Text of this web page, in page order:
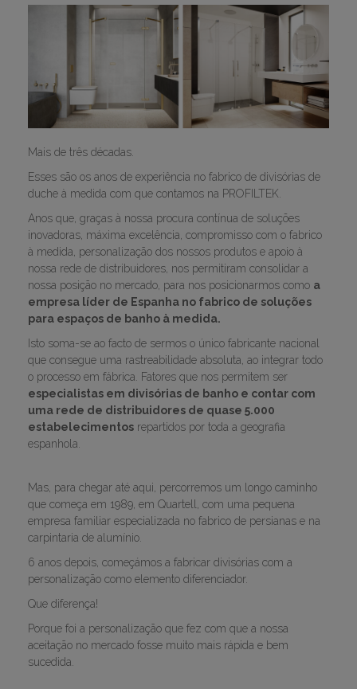
Mais de três décadas.
Esses são os anos de experiência no fabrico de divisórias de
duche à medida com que contamos na PROFILTEK.
Anos que, graças à nossa procura contínua de soluções
inovadoras, máxima excelência, compromisso com o fabrico
à medida, personalização dos nossos produtos e apoio à
nossa rede de distribuidores, nos permitiram consolidar a
nossa posição no mercado, para nos posicionarmos como a
empresa líder de Espanha no fabrico de soluções
para espaços de banho à medida.
Isto soma-se ao facto de sermos o único fabricante nacional
que consegue uma rastreabilidade absoluta, ao integrar todo
o processo em fábrica. Fatores que nos permitem ser
especialistas em divisórias de banho e contar com
uma rede de distribuidores de quase 5.000
estabelecimentos repartidos por toda a geografia
espanhola.
Mas, para chegar até aqui, percorremos um longo caminho
que começa em 1989, em Quartell, com uma pequena
empresa familiar especializada no fabrico de persianas e na
carpintaria de alumínio.
6 anos depois, começámos a fabricar divisórias com a
personalização como elemento diferenciador.
Que diferença!
Porque foi a personalização que fez com que a nossa
aceitação no mercado fosse muito mais rápida e bem
sucedida.